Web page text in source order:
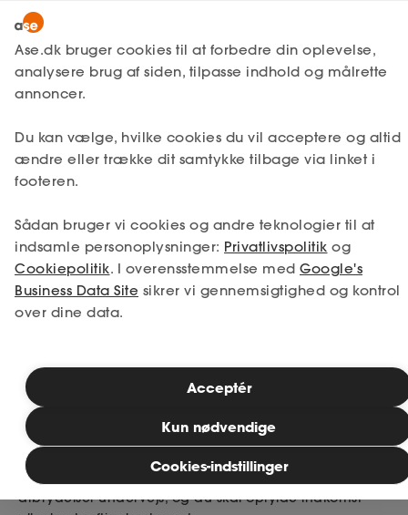
MitAse
Ase Selvstændig
Dokumenter.dk
Lønmodtager
A-kasse
Fagforening
Lønsikring
Få svar
Selvstændig
Studerende
Bliv medlem
Ase Selvstændig
Lønmodtager Få svar Dagpenge
Optjening af dagpengeret
og hvad du skal gøre for at forlænge eller
genoptjene din ret til dagpenge.
Læsetid: 3 minutter
Hvordan optjener jeg ret til
dagpenge?
For at optjene ret til dagpenge skal du have været
medlem af en a-kasse i minimum 1 år uden
afbrydelser undervejs, og du skal opfylde indkomst-
Ase.dk bruger cookies til at forbedre din oplevelse,
analysere brug af siden, tilpasse indhold og målrette
annoncer.
Du kan vælge, hvilke cookies du vil acceptere og altid
ændre eller trække dit samtykke tilbage via linket i
footeren.
Sådan bruger vi cookies og andre teknologier til at
indsamle personoplysninger: Privatlivspolitik og
Cookiepolitik. I overensstemmelse med Google's
Business Data Site sikrer vi gennemsigtighed og kontrol
over dine data.
Cookies-indstillinger
Kun nødvendige
Acceptér